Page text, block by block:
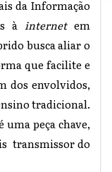
da Informação
à internetem
busca aliar o
que facilite e
dos envolvidos,
tradicional.
uma peça chave,
transmissor do